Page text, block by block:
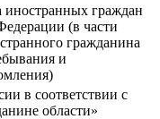
иностранных граждан
(в части
гражданина
и
в соответствии с
области»